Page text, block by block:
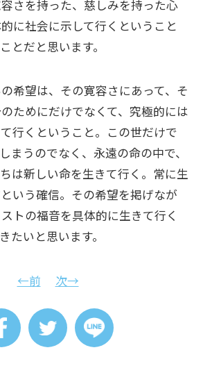
さを持った、慈しみを持った心
に社会に示して行くということ
とだと思います。
希望は、その寛容さにあって、そ
ためにだけでなくて、究極的には
行くということ。この世だけで
まうのでなく、永遠の命の中で、
は新しい命を生きて行く。常に生
いう確信。その希望を掲げなが
トの福音を具体的に生きて行く
たいと思います。
←前 次→